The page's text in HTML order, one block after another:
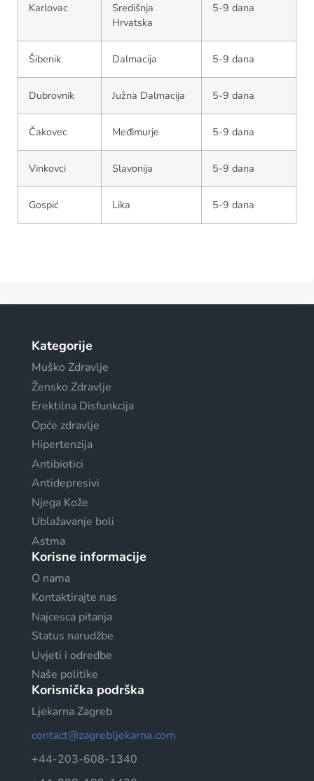
Karlovac
Središnja
Hrvatska
5-9 dana
Šibenik Dalmacija 5-9 dana
Dubrovnik Južna Dalmacija 5-9 dana
Čakovec Međimurje 5-9 dana
Vinkovci Slavonija 5-9 dana
Gospić Lika 5-9 dana
Kategorije
Muško Zdravlje
Žensko Zdravlje
Erektilna Disfunkcija
Opće zdravlje
Hipertenzija
Antibiotici
Antidepresivi
Njega Kože
Ublažavanje boli
Astma
Korisne informacije
O nama
Kontaktirajte nas
Najcesca pitanja
Status narudžbe
Uvjeti i odredbe
Naše politike
Korisnička podrška
Ljekarna Zagreb
contact@zagrebljekarna.com
+44-203-608-1340